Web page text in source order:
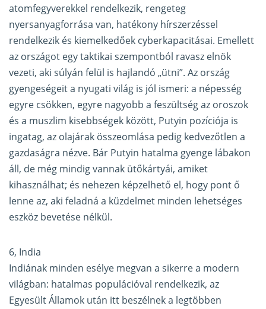
atomfegyverekkel rendelkezik, rengeteg
nyersanyagforrása van, hatékony hírszerzéssel
rendelkezik és kiemelkedőek cyberkapacitásai. Emellett
az országot egy taktikai szempontból ravasz elnök
vezeti, aki súlyán felül is hajlandó „ütni”. Az ország
gyengeségeit a nyugati világ is jól ismeri: a népesség
egyre csökken, egyre nagyobb a feszültség az oroszok
és a muszlim kisebbségek között, Putyin pozíciója is
ingatag, az olajárak összeomlása pedig kedvezőtlen a
gazdaságra nézve. Bár Putyin hatalma gyenge lábakon
áll, de még mindig vannak ütőkártyái, amiket
kihasználhat; és nehezen képzelhető el, hogy pont ő
lenne az, aki feladná a küzdelmet minden lehetséges
eszköz bevetése nélkül.
6, India
Indiának minden esélye megvan a sikerre a modern
világban: hatalmas populációval rendelkezik, az
Egyesült Államok után itt beszélnek a legtöbben